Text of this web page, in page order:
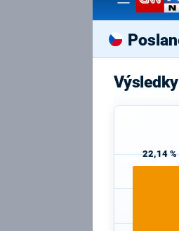
22,14 %